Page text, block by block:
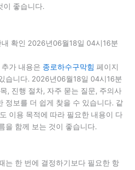
이 좋습니다.
확인 2026년06월18일 04시16분
가 내용은 종로하수구막힘 페이지
습니다. 2026년06월18일 04시16분
, 진행 절차, 자주 묻는 질문, 주의사
정보를 더 쉽게 찾을 수 있습니다. 같
이용 목적에 따라 필요한 내용이 다
을 함께 보는 것이 좋습니다.
는 한 번에 결정하기보다 필요한 항